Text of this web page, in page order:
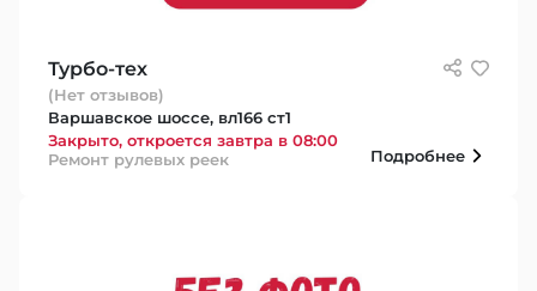
Турбо-тех
(Нет отзывов)
Варшавское шоссе, вл166 ст1
Закрыто, откроется завтра в 08:00
Ремонт рулевых реек
Подробнее